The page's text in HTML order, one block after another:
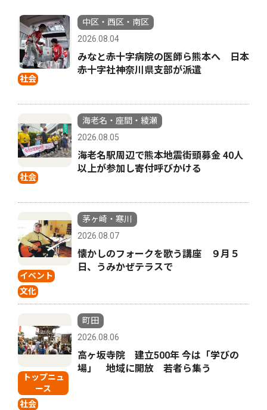
社会
中区・西区・南区
2026.08.04
みなと赤十字病院の医師ら熊本へ 日本
赤十字社神奈川県支部が派遣
社会
海老名・座間・綾瀬
2026.08.05
海老名駅周辺で熊本地震街頭募金 40人
以上が参加し寄付呼びかける
イベント
文化
茅ヶ崎・寒川
2026.08.07
懐かしのフォークを歌う講座 ９月５
日、うみかぜテラスで
トップニュ
ース
社会
町田
2026.08.06
高ヶ坂寺院 建立500年 今は「学びの
場」 地域に開放 若者ら集う